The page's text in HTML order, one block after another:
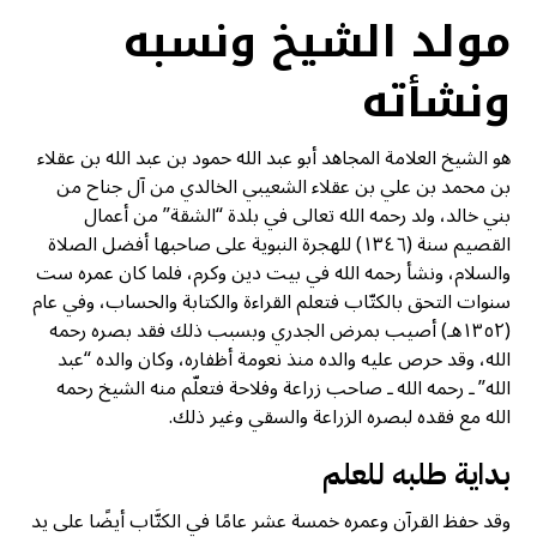
مولد الشيخ ونسبه
ونشأته
هو الشيخ العلامة المجاهد أبو عبد الله حمود بن عبد الله بن عقلاء
بن محمد بن علي بن عقلاء الشعيبي الخالدي من آل جناح من
بني خالد، ولد رحمه الله تعالى في بلدة “الشقة” من أعمال
القصيم سنة (١٣٤٦) للهجرة النبوية على صاحبها أفضل الصلاة
والسلام، ونشأ رحمه الله في بيت دين وكرم، فلما كان عمره ست
سنوات التحق بالكتّاب فتعلم القراءة والكتابة والحساب، وفي عام
(١٣٥٢هـ) أصيب بمرض الجدري وبسبب ذلك فقد بصره رحمه
الله، وقد حرص عليه والده منذ نعومة أظفاره، وكان والده “عبد
الله” ـ رحمه الله ـ صاحب زراعة وفلاحة فتعلّم منه الشيخ رحمه
الله مع فقده لبصره الزراعة والسقي وغير ذلك.
بداية طلبه للعلم
وقد حفظ القرآن وعمره خمسة عشر عامًا في الكتَّاب أيضًا على يد